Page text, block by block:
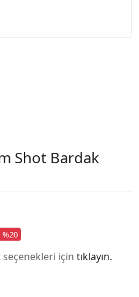
Shot Bardak
%20
için tıklayın.